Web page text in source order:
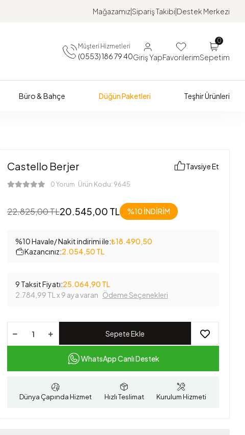
MağazamızSipariş Takibi Destek Merkezi
Müşteri Hizmetleri
(0553) 186 79 40Giriş YapFavorilerim
0
Sepetim
Büro & Bahçe Düğün Paketleri Teşhir Ürünleri
Castello Berjer
0 Yorum Ürün Kodu: 9645
Tavsiye Et
22.825,00 TL20.545,00 TL %10 İNDİRİM
%10 Havale/ Nakit indirimi ile:₺18.490,50
Kazancınız:2.054,50 TL
9 Taksit Fiyatı:25.064,90 TL
2.784,99 TL x 9 aya varan Ödeme Seçenekleri
Sepete Ekle
WhatsApp Canlı Destek
Dünya Çapında Hizmet Hızlı Teslimat Kurulum Hizmeti